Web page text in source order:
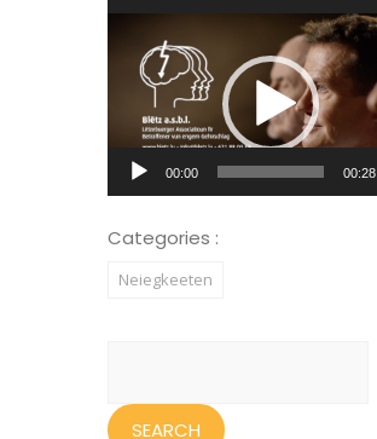
Player
00:00 00:28
Categories :
Neiegkeeten